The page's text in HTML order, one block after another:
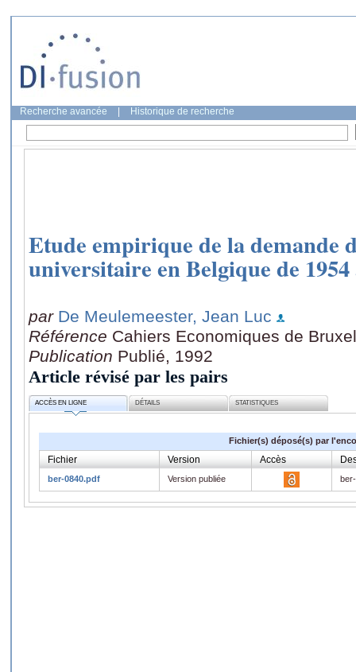
Recherche avancée Historique de recherche
Etude empirique de la demande
universitaire en Belgique de 1954
par De Meulemeester, Jean Luc
Référence Cahiers Economiques de
Publication Publié, 1992
Article révisé par les pairs
ACCÈS EN LIGNE DÉTAILS STATISTIQUES
Fichier(s) déposé(s) par
Fichier Version Accès
ber-0840.pdf Version publiée